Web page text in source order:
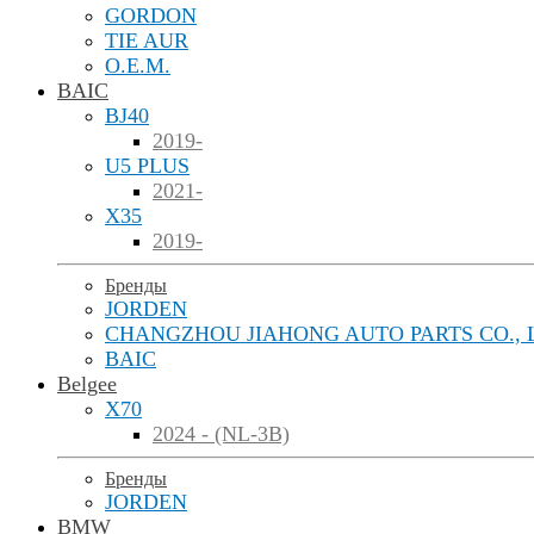
GORDON
TIE AUR
O.E.M.
BAIC
BJ40
2019-
U5 PLUS
2021-
X35
2019-
Бренды
JORDEN
CHANGZHOU JIAHONG AUTO PARTS CO.,
BAIC
Belgee
X70
2024 - (NL-3B)
Бренды
JORDEN
BMW